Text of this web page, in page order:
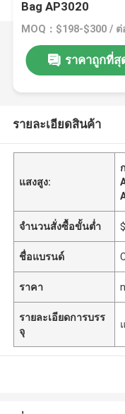
Bag AP3020
MOQ：$198-$300 / ต่
ราคาถูกที่สุ
รายละเอียดสินค้า
แสงสูง:
จำนวนสั่งซื้อขั้นต่ำ
ชื่อแบรนด์
ราคา
รายละเอียดการบรร
จุ